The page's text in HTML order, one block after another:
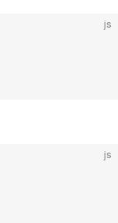
js
js